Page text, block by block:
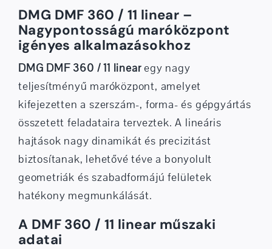
DMG DMF 360 / 11 linear –
Nagypontosságú maróközpont
igényes alkalmazásokhoz
DMG DMF 360 / 11 linearegy nagy
teljesítményű maróközpont, amelyet
kifejezetten a szerszám-, forma- és gépgyártás
összetett feladataira terveztek. A lineáris
hajtások nagy dinamikát és precizitást
biztosítanak, lehetővé téve a bonyolult
geometriák és szabadformájú felületek
hatékony megmunkálását.
A DMF 360 / 11 linear műszaki
adatai